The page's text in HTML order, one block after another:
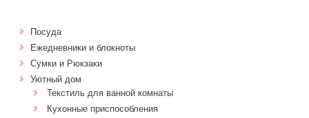
Посуда
Ежедневники и блокноты
Сумки и Рюкзаки
Уютный дом
Текстиль для ванной комнаты
Кухонные приспособления